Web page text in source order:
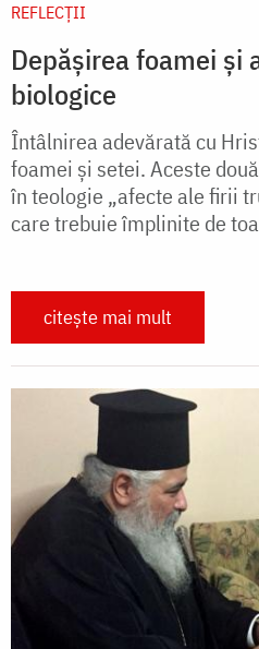
REFLECȚII
Depășirea foamei și
biologice
Întâlnirea adevărată cu
foamei și setei. Aceste
în teologie „afecte ale firii
care trebuie împlinite de
citește mai mult